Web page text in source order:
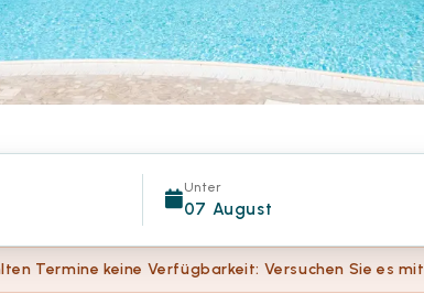
Unter
07 August
Termine keine Verfügbarkeit: Versuchen Sie es